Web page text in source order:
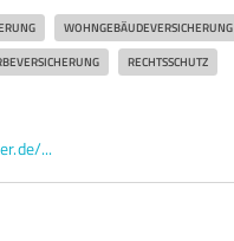
WOHNGEBÄUDEVERSICHERUNG
RECHTSSCHUTZ
...